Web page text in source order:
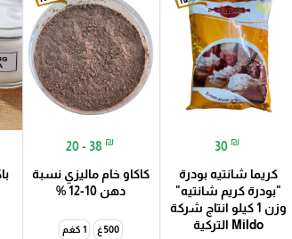
30 ₪
كريما شانتيه بودرة
"بودرة كريم شانتيه"
وزن 1 كيلو انتاج شركة
Mildo التركية
20 - 38 ₪
كاكاو خام ماليزي نسبة
دهن 10-12 %
500 غ 1 كغم